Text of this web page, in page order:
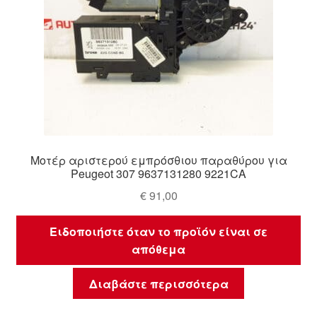
Μοτέρ αριστερού εμπρόσθιου παραθύρου για
Peugeot 307 9637131280 9221CA
€91,00
Ειδοποιήστε όταν το προϊόν είναι σε
απόθεμα
Διαβάστε περισσότερα